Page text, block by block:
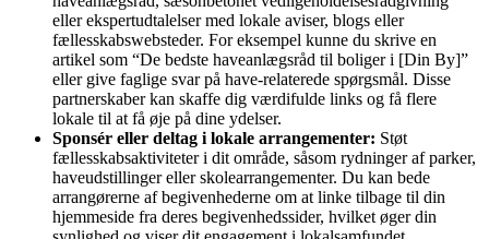
eller ekspertudtalelser med lokale aviser, blogs eller
fællesskabswebsteder. For eksempel kunne du skrive en
artikel som “De bedste haveanlægsråd til boliger i [Din By]”
eller give faglige svar på have-relaterede spørgsmål. Disse
partnerskaber kan skaffe dig værdifulde links og få flere
lokale til at få øje på dine ydelser.
Sponsér eller deltag i lokale arrangementer: Støt
fællesskabsaktiviteter i dit område, såsom rydninger af parker,
haveudstillinger eller skolearrangementer. Du kan bede
arrangørerne af begivenhederne om at linke tilbage til din
hjemmeside fra deres begivenhedssider, hvilket øger din